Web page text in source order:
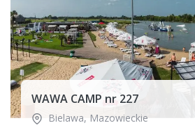
WAWA CAMP nr 227
Bielawa, Mazowieckie